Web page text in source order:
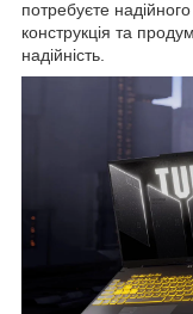
потребуєте
конструкція та
надійність.